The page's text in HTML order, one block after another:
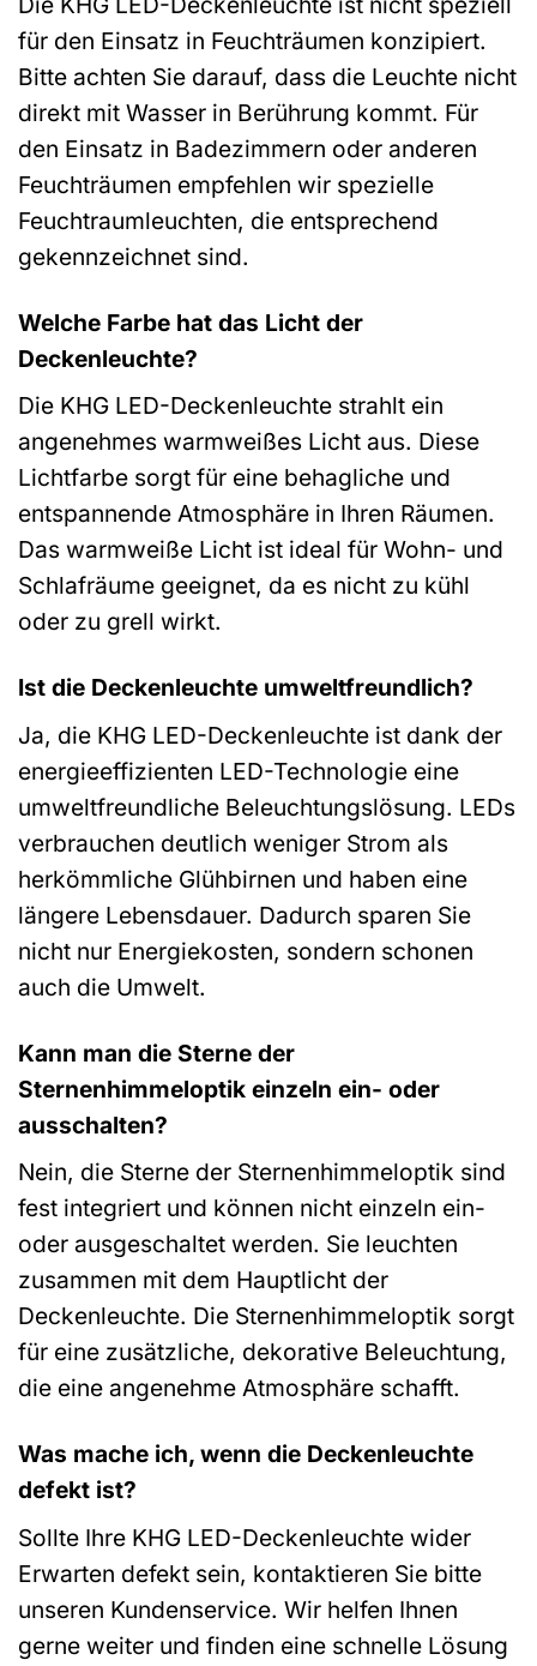
für den Einsatz in Feuchträumen konzipiert.
Bitte achten Sie darauf, dass die Leuchte nicht
direkt mit Wasser in Berührung kommt. Für
den Einsatz in Badezimmern oder anderen
Feuchträumen empfehlen wir spezielle
Feuchtraumleuchten, die entsprechend
gekennzeichnet sind.
Welche Farbe hat das Licht der
Deckenleuchte?
Die KHG LED-Deckenleuchte strahlt ein
angenehmes warmweißes Licht aus. Diese
Lichtfarbe sorgt für eine behagliche und
entspannende Atmosphäre in Ihren Räumen.
Das warmweiße Licht ist ideal für Wohn- und
Schlafräume geeignet, da es nicht zu kühl
oder zu grell wirkt.
Ist die Deckenleuchte umweltfreundlich?
Ja, die KHG LED-Deckenleuchte ist dank der
energieeffizienten LED-Technologie eine
umweltfreundliche Beleuchtungslösung. LEDs
verbrauchen deutlich weniger Strom als
herkömmliche Glühbirnen und haben eine
längere Lebensdauer. Dadurch sparen Sie
nicht nur Energiekosten, sondern schonen
auch die Umwelt.
Kann man die Sterne der
Sternenhimmeloptik einzeln ein- oder
ausschalten?
Nein, die Sterne der Sternenhimmeloptik sind
fest integriert und können nicht einzeln ein-
oder ausgeschaltet werden. Sie leuchten
zusammen mit dem Hauptlicht der
Deckenleuchte. Die Sternenhimmeloptik sorgt
für eine zusätzliche, dekorative Beleuchtung,
die eine angenehme Atmosphäre schafft.
Was mache ich, wenn die Deckenleuchte
defekt ist?
Sollte Ihre KHG LED-Deckenleuchte wider
Erwarten defekt sein, kontaktieren Sie bitte
unseren Kundenservice. Wir helfen Ihnen
gerne weiter und finden eine schnelle Lösung